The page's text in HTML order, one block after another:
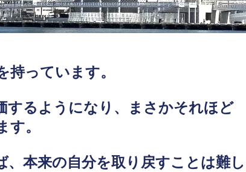
っています。
するようになり、まさかそれほど
。
本来の自分を取り戻すことは難し